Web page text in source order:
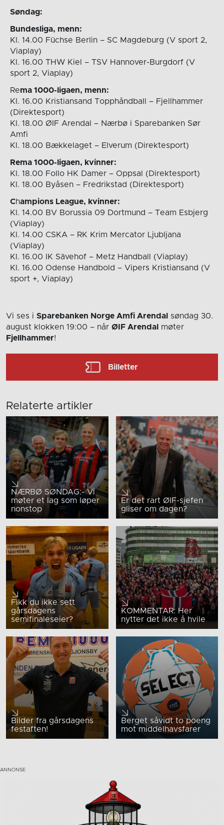
Søndag:
Bundesliga, menn:
Kl. 14.00 Füchse Berlin – SC Magdeburg (V sport 2,
Viaplay)
Kl. 16.00 THW Kiel – TSV Hannover-Burgdorf (V
sport 2, Viaplay)
Rema 1000-ligaen, menn:
Kl. 16.00 Kristiansand Topphåndball – Fjellhammer
(Direktesport)
Kl. 18.00 ØIF Arendal – Nærbø i Sparebanken Sør
Amfi
Kl. 18.00 Bækkelaget – Elverum (Direktesport)
Rema 1000-ligaen, kvinner:
Kl. 18.00 Follo HK Damer – Oppsal (Direktesport)
Kl. 18.00 Byåsen – Fredrikstad (Direktesport)
Champions League, kvinner:
Kl. 14.00 BV Borussia 09 Dortmund – Team Esbjerg
(Viaplay)
Kl. 14.00 CSKA – RK Krim Mercator Ljubljana
(Viaplay)
Kl. 16.00 IK Sävehof – Metz Handball (Viaplay)
Kl. 16.00 Odense Handbold – Vipers Kristiansand (V
sport +, Viaplay)
Vi ses i Sparebanken Norge Amfi Arendal
søndag 30.
august klokken 19:00 – når ØIF Arendal
møter
Fjellhammer!
Billetter
Relaterte artikler
NÆRBØ SØNDAG:- Vi
møter et lag som løper
nonstop
Er det rart ØIF-sjefen
gliser om dagen?
Fikk du ikke sett
gårsdagens
semifinaleseier?
KOMMENTAR: Her
nytter det ikke å hvile
Bilder fra gårsdagens
festaften!
Berget såvidt to poeng
mot middelhavsfarer